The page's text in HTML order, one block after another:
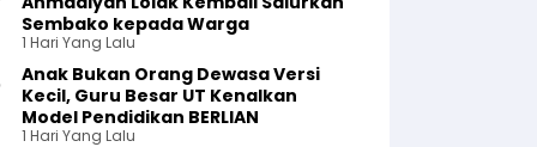
Sembako kepada Warga
1 Hari Yang Lalu
Anak Bukan Orang Dewasa Versi
Kecil, Guru Besar UT Kenalkan
Model Pendidikan BERLIAN
1 Hari Yang Lalu